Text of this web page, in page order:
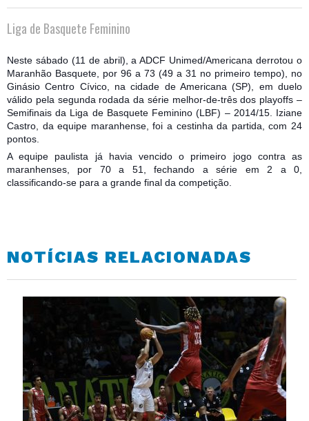
Liga de Basquete Feminino
Neste sábado (11 de abril), a ADCF Unimed/Americana derrotou o
Maranhão Basquete, por 96 a 73 (49 a 31 no primeiro tempo), no
Ginásio Centro Cívico, na cidade de Americana (SP), em duelo
válido pela segunda rodada da série melhor-de-três dos playoffs –
Semifinais da Liga de Basquete Feminino (LBF) – 2014/15. Iziane
Castro, da equipe maranhense, foi a cestinha da partida, com 24
pontos.
A equipe paulista já havia vencido o primeiro jogo contra as
maranhenses, por 70 a 51, fechando a série em 2 a 0,
classificando-se para a grande final da competição.
NOTÍCIAS RELACIONADAS